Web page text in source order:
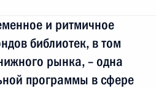
и ритмичное
библиотек, в том
рынка, – одна
программы в сфере